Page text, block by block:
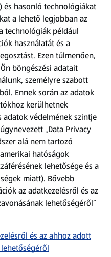
applikációt!
és hasonló technológiákat
a lehető legjobban az
technológiák például
használatát és a
Ezen túlmenően,
böngészési adatait
személyre szabott
Ennek során az adatok
kerülhetnek
védelmének szintje
„Data Privacy
alá nem tartozó
hatóságok
lehetősége és a
miatt). Bővebb
az adatkezelésről és az
lehetőségéről”
és az ahhoz adott